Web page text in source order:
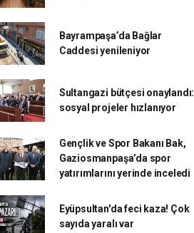
Bayrampaşa’da Bağlar
Caddesi yenileniyor
Sultangazi bütçesi onaylandı:
sosyal projeler hızlanıyor
Gençlik ve Spor Bakanı Bak,
Gaziosmanpaşa’da spor
yatırımlarını yerinde inceledi
Eyüpsultan'da feci kaza! Çok
sayıda yaralı var